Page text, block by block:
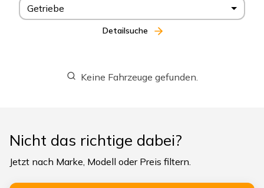
Getriebe
Detailsuche
Keine Fahrzeuge gefunden.
Nicht das richtige dabei?
Jetzt nach Marke, Modell oder Preis filtern.